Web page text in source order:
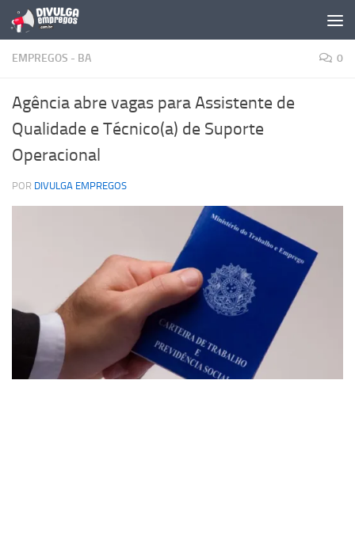
Skip to content
EMPREGOS - BA 0
Agência abre vagas para Assistente de
Qualidade e Técnico(a) de Suporte
Operacional
POR DIVULGA EMPREGOS